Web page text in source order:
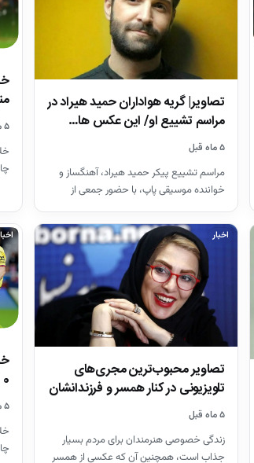
تصاویر| گریه هواداران حمید هیراد در
مراسم تشییع او/ این عکس ها…
۵ ماه قبل
مراسم تشییع پیکر حمید هیراد، آهنگساز و
خواننده موسیقی پاپ، با حضور جمعی از
هنرمندان در قطعه هنرمندان…
۵ ماه قبل
اخبار
تصاویر محبوب‌ترین مجری‌های
تلویزیونی در کنار همسر و فرزندانشان
+ بیوگرافی
۵ ماه قبل
زندگی خصوصی هنرمندان برای مردم بسیار
جذاب است، همچنین آن که عکسی از همسر
0 | لالیگا اسپانیا
۵ ماه قبل